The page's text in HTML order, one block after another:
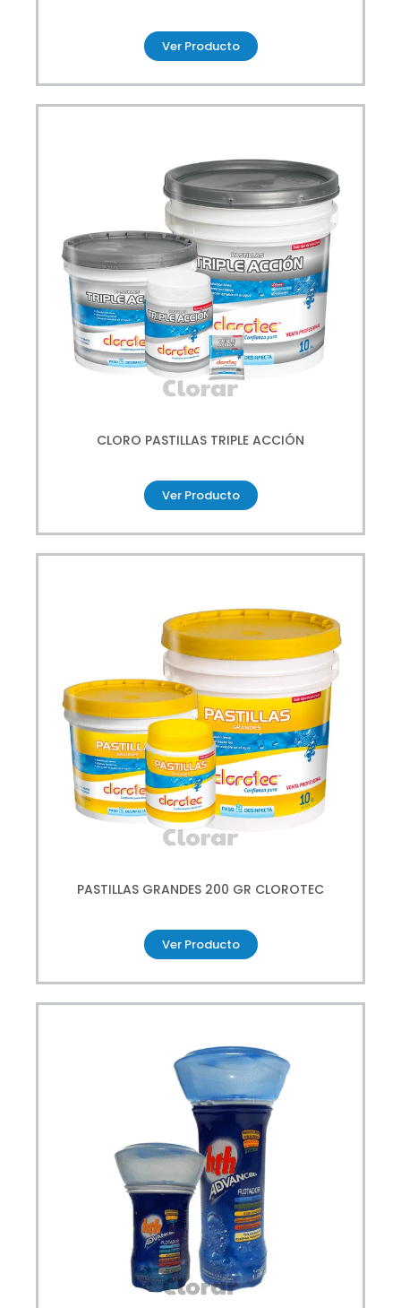
Ver Producto
CLORO PASTILLAS TRIPLE ACCIÓN
Ver Producto
PASTILLAS GRANDES 200 GR CLOROTEC
Ver Producto